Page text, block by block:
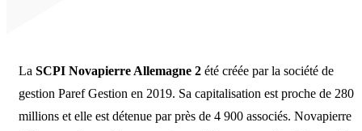
La SCPI Novapierre Allemagne 2 été créée par la société de
gestion Paref Gestion en 2019. Sa capitalisation est proche de 280
millions et elle est détenue par près de 4 900 associés. Novapierre